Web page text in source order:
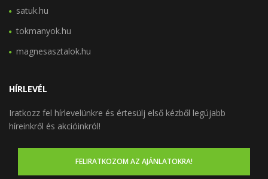
satuk.hu
tokmanyok.hu
magnesasztalok.hu
HÍRLEVÉL
Iratkozz fel hírlevelünkre és értesülj első kézből legújabb
híreinkről és akcióinkról!
FELIRATKOZOM AZ AJÁNLATOKRA!